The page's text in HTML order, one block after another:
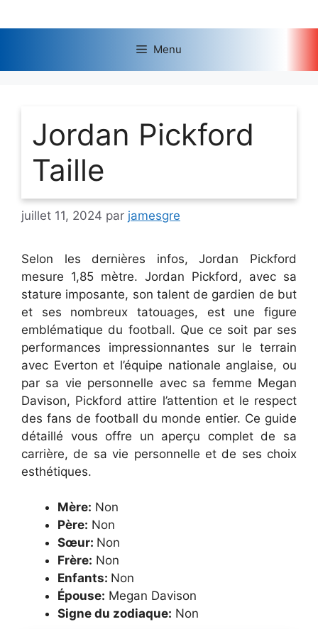
au
Menu
Jordan Pickford
Taille
juillet 11, 2024 par jamesgre
Selon les dernières infos, Jordan Pickford
mesure 1,85 mètre. Jordan Pickford, avec sa
stature imposante, son talent de gardien de but
et ses nombreux tatouages, est une figure
emblématique du football. Que ce soit par ses
performances impressionnantes sur le terrain
avec Everton et l’équipe nationale anglaise, ou
par sa vie personnelle avec sa femme Megan
Davison, Pickford attire l’attention et le respect
des fans de football du monde entier. Ce guide
détaillé vous offre un aperçu complet de sa
carrière, de sa vie personnelle et de ses choix
esthétiques.
Mère: Non
Père: Non
Sœur: Non
Frère: Non
Enfants: Non
Épouse: Megan Davison
Signe du zodiaque: Non